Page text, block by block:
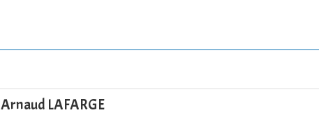
Arnaud LAFARGE